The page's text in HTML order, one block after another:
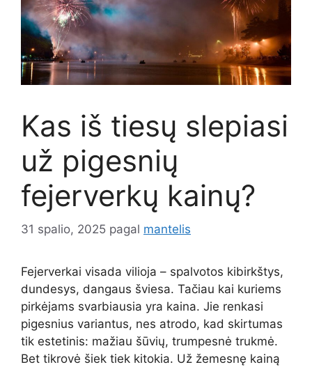
Kas iš tiesų slepiasi
už pigesnių
fejerverkų kainų?
31 spalio, 2025 pagal mantelis
Fejerverkai visada vilioja – spalvotos kibirkštys,
dundesys, dangaus šviesa. Tačiau kai kuriems
pirkėjams svarbiausia yra kaina. Jie renkasi
pigesnius variantus, nes atrodo, kad skirtumas
tik estetinis: mažiau šūvių, trumpesnė trukmė.
Bet tikrovė šiek tiek kitokia. Už žemesnę kainą